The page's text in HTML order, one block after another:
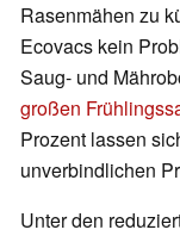
Rasenmähen zu
Ecovacs kein
Saug- und
großen
Prozent lassen
unverbindlichen
Unter den